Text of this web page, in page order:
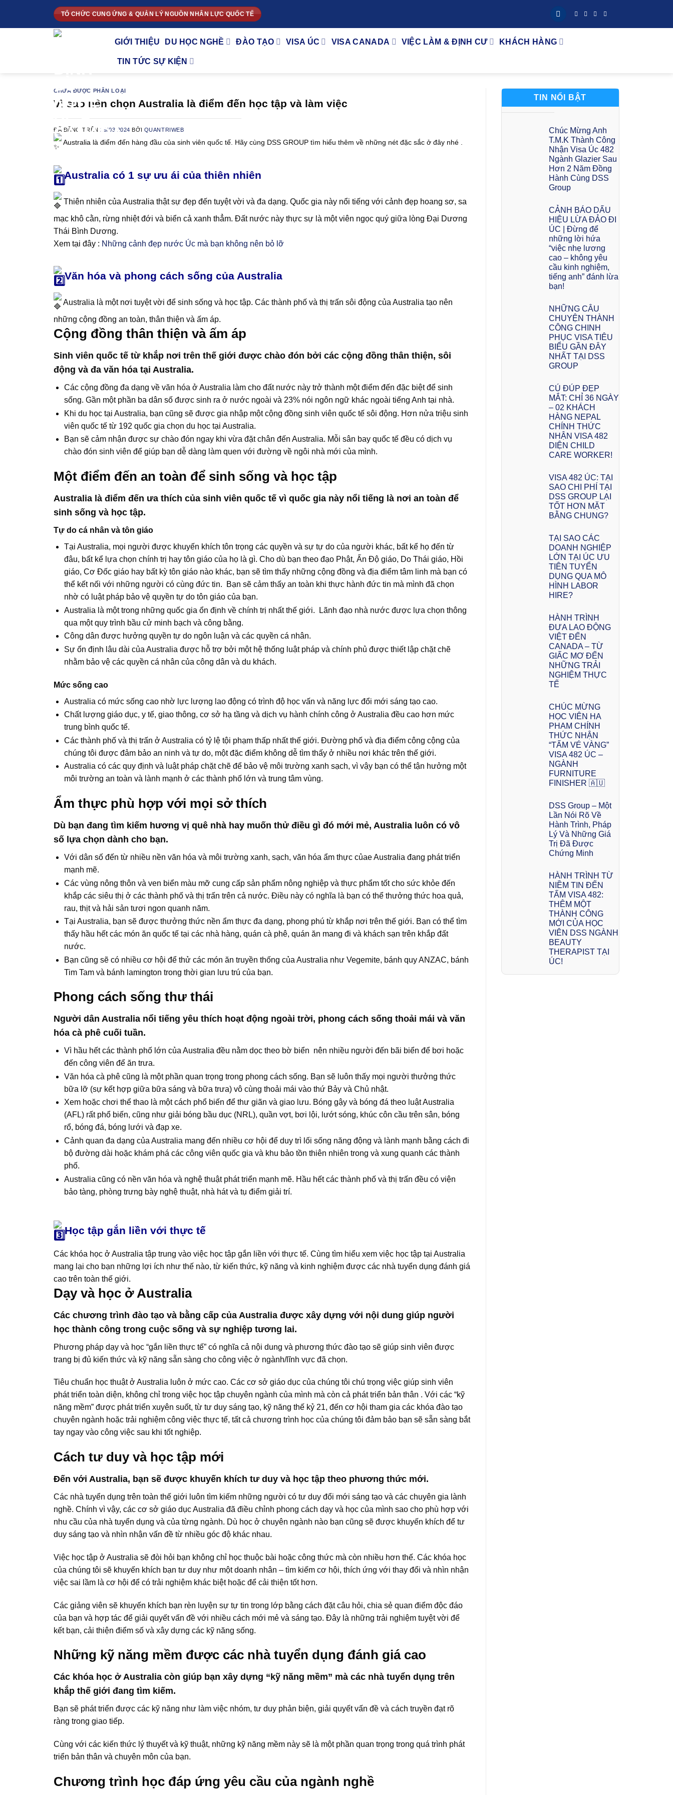
nội
TỔ CHỨC CUNG ỨNG & QUẢN LÝ NGUỒN NHÂN LỰC QUỐC TẾ
GIỚI THIỆU DU HỌC NGHỀ ĐÀO TẠO VISA ÚC VISA CANADA VIỆC LÀM & ĐỊNH CƯ KHÁCH HÀNG
TIN TỨC SỰ KIỆN
CHƯA ĐƯỢC PHÂN LOẠI
Vì sao nên chọn Australia là điểm đến học tập và làm việc
ĐÃ ĐĂNG TRÊN29/03/2024 BỞI QUANTRIWEB
Australia là điểm đến hàng đầu của sinh viên quốc tế. Hãy cùng DSS GROUP tìm hiểu thêm về những nét đặc sắc ở đây nhé .
Australia có 1 sự ưu ái của thiên nhiên
Thiên nhiên của Australia thật sự đẹp đến tuyệt vời và đa dạng. Quốc gia này nổi tiếng với cảnh đẹp hoang sơ, sa
mạc khô cằn, rừng nhiệt đới và biển cả xanh thẳm. Đất nước này thực sự là một viên ngọc quý giữa lòng Đại Dương
Thái Bình Dương.
Xem tại đây : Những cảnh đẹp nước Úc mà bạn không nên bỏ lỡ
Văn hóa và phong cách sống của Australia
Australia là một nơi tuyệt vời để sinh sống và học tập. Các thành phố và thị trấn sôi động của Australia tạo nên
những cộng đồng an toàn, thân thiện và ấm áp.
Cộng đồng thân thiện và ấm áp
Sinh viên quốc tế từ khắp nơi trên thế giới được chào đón bởi các cộng đồng thân thiện, sôi
động và đa văn hóa tại Australia.
Các cộng đồng đa dạng về văn hóa ở Australia làm cho đất nước này trở thành một điểm đến đặc biệt để sinh
sống. Gần một phần ba dân số được sinh ra ở nước ngoài và 23% nói ngôn ngữ khác ngoài tiếng Anh tại nhà.
Khi du học tại Australia, bạn cũng sẽ được gia nhập một cộng đồng sinh viên quốc tế sôi động. Hơn nửa triệu sinh
viên quốc tế từ 192 quốc gia chọn du học tại Australia.
Bạn sẽ cảm nhận được sự chào đón ngay khi vừa đặt chân đến Australia. Mỗi sân bay quốc tế đều có dịch vụ
chào đón sinh viên để giúp bạn dễ dàng làm quen với đường về ngôi nhà mới của mình.
Một điểm đến an toàn để sinh sống và học tập
Australia là điểm đến ưa thích của sinh viên quốc tế vì quốc gia này nổi tiếng là nơi an toàn để
sinh sống và học tập.
Tự do cá nhân và tôn giáo
Tại Australia, mọi người được khuyến khích tôn trọng các quyền và sự tự do của người khác, bất kể họ đến từ
đâu, bất kể lựa chọn chính trị hay tôn giáo của họ là gì. Cho dù bạn theo đạo Phật, Ấn Độ giáo, Do Thái giáo, Hồi
giáo, Cơ Đốc giáo hay bất kỳ tôn giáo nào khác, bạn sẽ tìm thấy những cộng đồng và địa điểm tâm linh mà bạn có
thể kết nối với những người có cùng đức tin. Bạn sẽ cảm thấy an toàn khi thực hành đức tin mà mình đã chọn
nhờ có luật pháp bảo vệ quyền tự do tôn giáo của bạn.
Australia là một trong những quốc gia ổn định về chính trị nhất thế giới. Lãnh đạo nhà nước được lựa chọn thông
qua một quy trình bầu cử minh bạch và công bằng.
Công dân được hưởng quyền tự do ngôn luận và các quyền cá nhân.
Sự ổn định lâu dài của Australia được hỗ trợ bởi một hệ thống luật pháp và chính phủ được thiết lập chặt chẽ
nhằm bảo vệ các quyền cá nhân của công dân và du khách.
Mức sống cao
Australia có mức sống cao nhờ lực lượng lao động có trình độ học vấn và năng lực đổi mới sáng tạo cao.
Chất lượng giáo dục, y tế, giao thông, cơ sở hạ tầng và dịch vụ hành chính công ở Australia đều cao hơn mức
trung bình quốc tế.
Các thành phố và thị trấn ở Australia có tỷ lệ tội phạm thấp nhất thế giới. Đường phố và địa điểm công cộng của
chúng tôi được đảm bảo an ninh và tự do, một đặc điểm không dễ tìm thấy ở nhiều nơi khác trên thế giới.
Australia có các quy định và luật pháp chặt chẽ để bảo vệ môi trường xanh sạch, vì vậy bạn có thể tận hưởng một
môi trường an toàn và lành mạnh ở các thành phố lớn và trung tâm vùng.
Ẩm thực phù hợp với mọi sở thích
Dù bạn đang tìm kiếm hương vị quê nhà hay muốn thử điều gì đó mới mẻ, Australia luôn có vô
số lựa chọn dành cho bạn.
Với dân số đến từ nhiều nền văn hóa và môi trường xanh, sạch, văn hóa ẩm thực củae Australia đang phát triển
mạnh mẽ.
Các vùng nông thôn và ven biển màu mỡ cung cấp sản phẩm nông nghiệp và thực phẩm tốt cho sức khỏe đến
khắp các siêu thị ở các thành phố và thị trấn trên cả nước. Điều này có nghĩa là bạn có thể thưởng thức hoa quả,
rau, thịt và hải sản tươi ngon quanh năm.
Tại Australia, bạn sẽ được thưởng thức nền ẩm thực đa dạng, phong phú từ khắp nơi trên thế giới. Bạn có thể tìm
thấy hầu hết các món ăn quốc tế tại các nhà hàng, quán cà phê, quán ăn mang đi và khách sạn trên khắp đất
nước.
Bạn cũng sẽ có nhiều cơ hội để thử các món ăn truyền thống của Australia như Vegemite, bánh quy ANZAC, bánh
Tim Tam và bánh lamington trong thời gian lưu trú của bạn.
Phong cách sống thư thái
Người dân Australia nổi tiếng yêu thích hoạt động ngoài trời, phong cách sống thoải mái và văn
hóa cà phê cuối tuần.
Vì hầu hết các thành phố lớn của Australia đều nằm dọc theo bờ biển nên nhiều người đến bãi biển để bơi hoặc
đến công viên để ăn trưa.
Văn hóa cà phê cũng là một phần quan trọng trong phong cách sống. Bạn sẽ luôn thấy mọi người thưởng thức
bữa lỡ (sự kết hợp giữa bữa sáng và bữa trưa) vô cùng thoải mái vào thứ Bảy và Chủ nhật.
Xem hoặc chơi thể thao là một cách phổ biến để thư giãn và giao lưu. Bóng gậy và bóng đá theo luật Australia
(AFL) rất phổ biến, cũng như giải bóng bầu dục (NRL), quần vợt, bơi lội, lướt sóng, khúc côn cầu trên sân, bóng
rổ, bóng đá, bóng lưới và đạp xe.
Cảnh quan đa dạng của Australia mang đến nhiều cơ hội để duy trì lối sống năng động và lành mạnh bằng cách đi
bộ đường dài hoặc khám phá các công viên quốc gia và khu bảo tồn thiên nhiên trong và xung quanh các thành
phố.
Australia cũng có nền văn hóa và nghệ thuật phát triển mạnh mẽ. Hầu hết các thành phố và thị trấn đều có viện
bảo tàng, phòng trưng bày nghệ thuật, nhà hát và tụ điểm giải trí.
Học tập gắn liền với thực tế
Các khóa học ở Australia tập trung vào việc học tập gắn liền với thực tế. Cùng tìm hiểu xem việc học tập tại Australia
mang lại cho bạn những lợi ích như thế nào, từ kiến thức, kỹ năng và kinh nghiệm được các nhà tuyển dụng đánh giá
cao trên toàn thế giới.
Dạy và học ở Australia
Các chương trình đào tạo và bằng cấp của Australia được xây dựng với nội dung giúp người
học thành công trong cuộc sống và sự nghiệp tương lai.
Phương pháp dạy và học “gắn liền thực tế” có nghĩa cả nội dung và phương thức đào tạo sẽ giúp sinh viên được
trang bị đủ kiến thức và kỹ năng sẵn sàng cho công việc ở ngành/lĩnh vực đã chọn.
Tiêu chuẩn học thuật ở Australia luôn ở mức cao. Các cơ sở giáo dục của chúng tôi chú trọng việc giúp sinh viên
phát triển toàn diện, không chỉ trong việc học tập chuyên ngành của mình mà còn cả phát triển bản thân . Với các “kỹ
năng mềm” được phát triển xuyên suốt, từ tư duy sáng tạo, kỹ năng thế kỷ 21, đến cơ hội tham gia các khóa đào tạo
chuyên ngành hoặc trải nghiệm công việc thực tế, tất cả chương trình học của chúng tôi đảm bảo bạn sẽ sẵn sàng bắt
tay ngay vào công việc sau khi tốt nghiệp.
Cách tư duy và học tập mới
Đến với Australia, bạn sẽ được khuyến khích tư duy và học tập theo phương thức mới.
Các nhà tuyển dụng trên toàn thế giới luôn tìm kiếm những người có tư duy đổi mới sáng tạo và các chuyên gia lành
nghề. Chính vì vậy, các cơ sở giáo dục Australia đã điều chỉnh phong cách dạy và học của mình sao cho phù hợp với
nhu cầu của nhà tuyển dụng và của từng ngành. Dù học ở chuyên ngành nào bạn cũng sẽ được khuyến khích để tư
duy sáng tạo và nhìn nhận vấn đề từ nhiều góc độ khác nhau.
Việc học tập ở Australia sẽ đòi hỏi bạn không chỉ học thuộc bài hoặc công thức mà còn nhiều hơn thế. Các khóa học
của chúng tôi sẽ khuyến khích bạn tư duy như một doanh nhân – tìm kiếm cơ hội, thích ứng với thay đổi và nhìn nhận
việc sai lầm là cơ hội để có trải nghiệm khác biệt hoặc để cải thiện tốt hơn.
Các giảng viên sẽ khuyến khích bạn rèn luyện sự tự tin trong lớp bằng cách đặt câu hỏi, chia sẻ quan điểm độc đáo
của bạn và hợp tác để giải quyết vấn đề với nhiều cách mới mẻ và sáng tạo. Đây là những trải nghiệm tuyệt vời để
kết bạn, cải thiện điểm số và xây dựng các kỹ năng sống.
Những kỹ năng mềm được các nhà tuyển dụng đánh giá cao
Các khóa học ở Australia còn giúp bạn xây dựng “kỹ năng mềm” mà các nhà tuyển dụng trên
khắp thế giới đang tìm kiếm.
Bạn sẽ phát triển được các kỹ năng như làm việc nhóm, tư duy phản biện, giải quyết vấn đề và cách truyền đạt rõ
ràng trong giao tiếp.
Cùng với các kiến thức lý thuyết và kỹ thuật, những kỹ năng mềm này sẽ là một phần quan trọng trong quá trình phát
triển bản thân và chuyên môn của bạn.
Chương trình học đáp ứng yêu cầu của ngành nghề
TIN NỔI BẬT
Chúc Mừng Anh
T.M.K Thành Công
Nhận Visa Úc 482
Ngành Glazier Sau
Hơn 2 Năm Đồng
Hành Cùng DSS
Group
CẢNH BÁO DẤU
HIỆU LỪA ĐẢO ĐI
ÚC | Đừng để
những lời hứa
“việc nhẹ lương
cao – không yêu
cầu kinh nghiệm,
tiếng anh” đánh lừa
bạn!
NHỮNG CÂU
CHUYỆN THÀNH
CÔNG CHINH
PHỤC VISA TIÊU
BIỂU GẦN ĐÂY
NHẤT TẠI DSS
GROUP
CÚ ĐÚP ĐẸP
MẮT: CHỈ 36 NGÀY
– 02 KHÁCH
HÀNG NEPAL
CHÍNH THỨC
NHẬN VISA 482
DIỆN CHILD
CARE WORKER!
VISA 482 ÚC: TẠI
SAO CHI PHÍ TẠI
DSS GROUP LẠI
TỐT HƠN MẶT
BẰNG CHUNG?
TẠI SAO CÁC
DOANH NGHIỆP
LỚN TẠI ÚC ƯU
TIÊN TUYỂN
DỤNG QUA MÔ
HÌNH LABOR
HIRE?
HÀNH TRÌNH
ĐƯA LAO ĐỘNG
VIỆT ĐẾN
CANADA – TỪ
GIẤC MƠ ĐẾN
NHỮNG TRẢI
NGHIỆM THỰC
TẾ
CHÚC MỪNG
HỌC VIÊN HA
PHAM CHÍNH
THỨC NHẬN
“TẤM VÉ VÀNG”
VISA 482 ÚC –
NGÀNH
FURNITURE
FINISHER 🇦🇺
DSS Group – Một
Lần Nói Rõ Về
Hành Trình, Pháp
Lý Và Những Giá
Trị Đã Được
Chứng Minh
HÀNH TRÌNH TỪ
NIỀM TIN ĐẾN
TẤM VISA 482:
THÊM MỘT
THÀNH CÔNG
MỚI CỦA HỌC
VIÊN DSS NGÀNH
BEAUTY
THERAPIST TẠI
ÚC!